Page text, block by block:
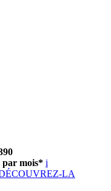
par mois* i
LA